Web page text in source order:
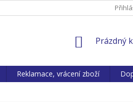
REKLAMACE, VRÁCENÍ ZBOŽÍ
NÁKUPNÍ
Prázdný
Reklamace, vrácení zboží